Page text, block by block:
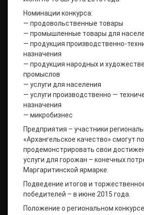
Номинации конкурса:
— продовольственные товары
— промышленные товары для
— продукция производственно-
назначения
— продукция народных и
промыслов
— услуги для населения
— услуги производственно —
назначения
— микробизнес
Предприятия – участники
«Архангельское качество» смогут
продемонстрировать свои
услуги для горожан – конечных
Маргаритинской ярмарке.
Подведение итогов и
победителей – в июне 2015 года.
Положение о региональном конкурсе